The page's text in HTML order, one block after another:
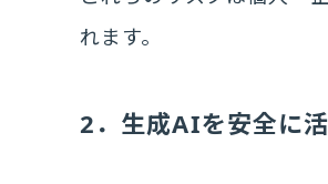
れます。
2．生成AIを安全に